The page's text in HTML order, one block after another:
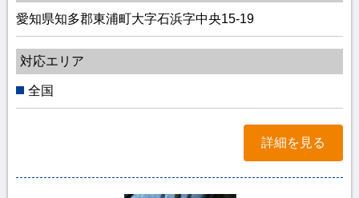
愛知県知多郡東浦町大字石浜字中央15-19
対応エリア
全国
詳細を見る